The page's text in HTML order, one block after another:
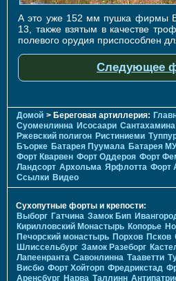
А это уже 152 мм пушка фирмы
13, также взятым в качестве
полевого орудия приспособлен
Следующее
Домой > Береговая артиллерия:
Суоменлиннa Исосаари Сантахамина
Ржевский полигон Ристиниеми
Бъорке Батарея Пуумала Батарея
Форт Кварвен Форт Оддероя Форт
Ландсорт Архольма Ярфлотта Форт
Ссылки Видео
Сухопутные форты и крепости:
Выборг Гатчина Замок Бип
Кирилловский Монастырь Копорье
Печорcкий монастырь Порхов Псков
Шлиссельбург Замок Разеборг
Лапеенранта Савонлинна Тааветти
Висбю Форт Хойторп Фредрикстад
Аренсбург Нарва Таллинн